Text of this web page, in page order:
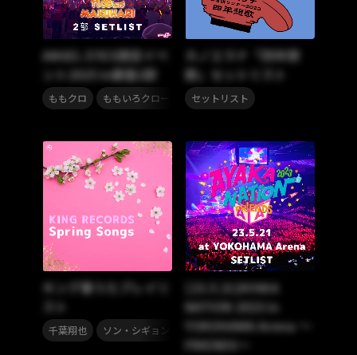
ANGEL EYES限定イベ
ント2025 in幕張2部
ももクロ ももいろクローバーZ
カノエラナ「四年想
歌」セットリスト
セットリスト
キング春うたプレイリ
千葉翔也 ソン・シギョン Bimi 小林私 イヤホンズ
[23.5.21]AYAKA
NATION 2023 in
YOKOHAMA Arena ～
FRIENDS～